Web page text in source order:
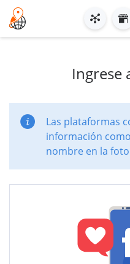
Ingrese
Las plataformas
información
nombre en la